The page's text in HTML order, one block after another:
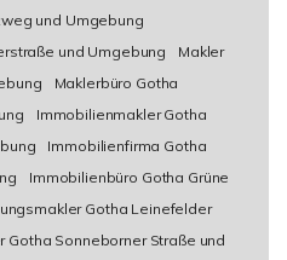
und Umgebung
und Umgebung
Makler
Maklerbüro Gotha
Immobilienmakler Gotha
Immobilienfirma Gotha
Immobilienbüro Gotha Grüne
Gotha Leinefelder
Gotha Sonneborner Straße und